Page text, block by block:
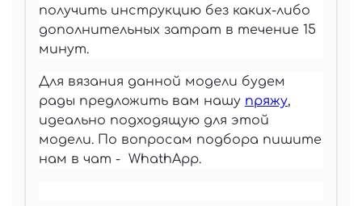
получить инструкцию без каких-либо
дополнительных затрат в течение 15
минут.
Для вязания данной модели будем
рады предложить вам нашу пряжу,
идеально подходящую для этой
модели. По вопросам подбора пишите
нам в чат - WhathApp.